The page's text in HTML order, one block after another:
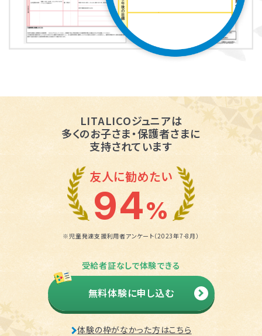
LITALICOジュニアは
多くのお子さま・保護者さまに
支持されています
友人に勧めたい
94%
※児童発達支援利用者アンケート（2023年7-8月）
受給者証なしで体験できる
無料体験に申し込む
体験の枠がなかった方はこちら